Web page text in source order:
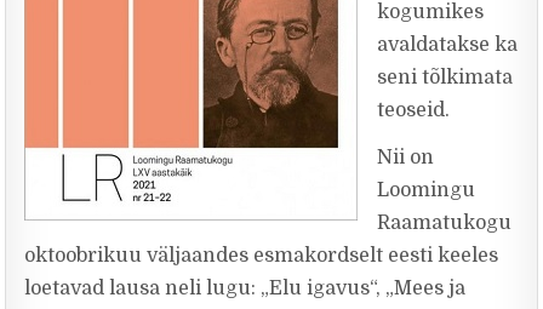
kogumikes
avaldatakse ka
seni tõlkimata
teoseid.
Nii on
Loomingu
Raamatukogu
oktoobrikuu väljaandes esmakordselt eesti keeles
loetavad lausa neli lugu: „Elu igavus“, „Mees ja